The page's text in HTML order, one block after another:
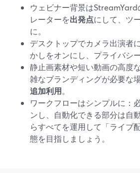
ウェビナー背景は
レーターを出発点にして、ツ
に。
デスクトップでカメラ出演者
かしをオンにし、プライバシ
静止画素材や短い動画の高度
雑なブランディングが必要な
追加利用。
ワークフローはシンプルに：
ンし、自動化できる部分は自
らすべてを運用して「ライブ
態を目指しましょう。